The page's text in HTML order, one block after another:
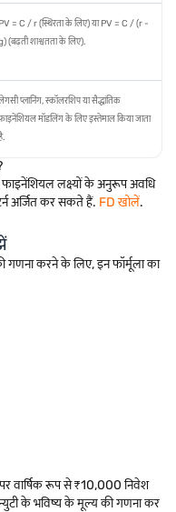
PV = C / r (स्थिरता के लिए) या PV = C / (r -
(बढ़ती शाश्वतता के लिए).
प्लानिंग, स्कॉलरशिप या सैद्धांतिक
मॉडलिंग के लिए इस्तेमाल किया जाता
लक्ष्यों के अनुरूप अवधि
अर्जित कर सकते हैं. FD खोलें.
गणना करने के लिए, इन फॉर्मूला का
वार्षिक रूप से ₹10,000 निवेश
के भविष्य के मूल्य की गणना कर